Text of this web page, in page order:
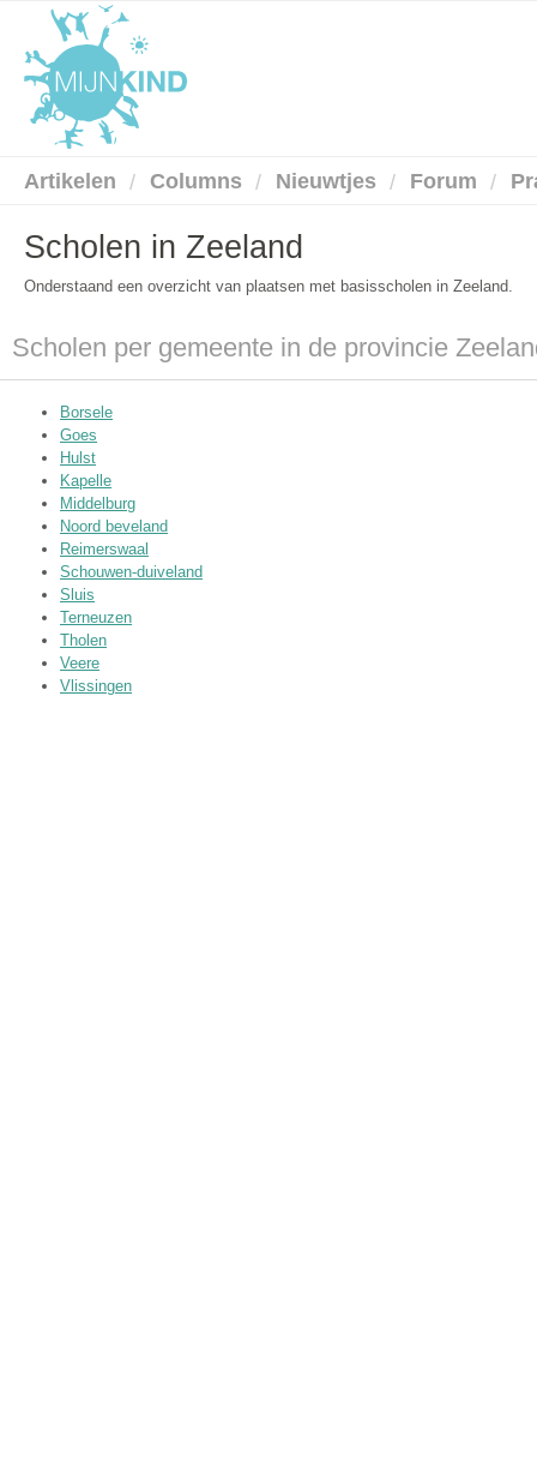
Artikelen Columns Nieuwtjes Forum
Scholen in Zeeland
Onderstaand een overzicht van plaatsen met basisscholen in Zeeland.
Scholen per gemeente in de provincie
Borsele
Goes
Hulst
Kapelle
Middelburg
Noord beveland
Reimerswaal
Schouwen-duiveland
Sluis
Terneuzen
Tholen
Veere
Vlissingen